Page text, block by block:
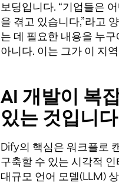
보딩입니다. “기업들은
을 겪고 있습니다,”라고
는 데 필요한 내용을 누
아니다. 이는 그가 이 지
AI 개발이 복
있는 것입니다
Dify의 핵심은 워크플로
구축할 수 있는 시각적
대규모 언어 모델(LLM)